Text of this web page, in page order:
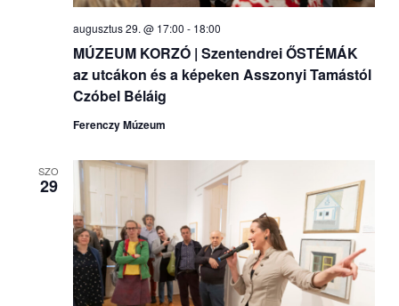
MÚZEUM KORZÓ | Szentendrei ŐSTÉMÁK
az utcákon és a képeken Asszonyi Tamástól
Czóbel Béláig
augusztus 29. @ 17:00 - 18:00
Ferenczy Múzeum
SZO
29